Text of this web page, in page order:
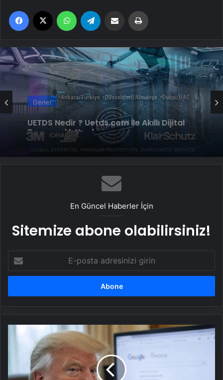
Facebook WhatsApp Email'den paylaş
Genel
Datahost İle Güvenilir Sunucu Hizmetleri
En Güncel Haberler İçin
Sitemize abone olabilirsiniz!
posta
adresinizi
Google'de
"EÅitlik"
ilkesiÂ rafaÂ kaldÄ±rÄ±lÄ±yor,